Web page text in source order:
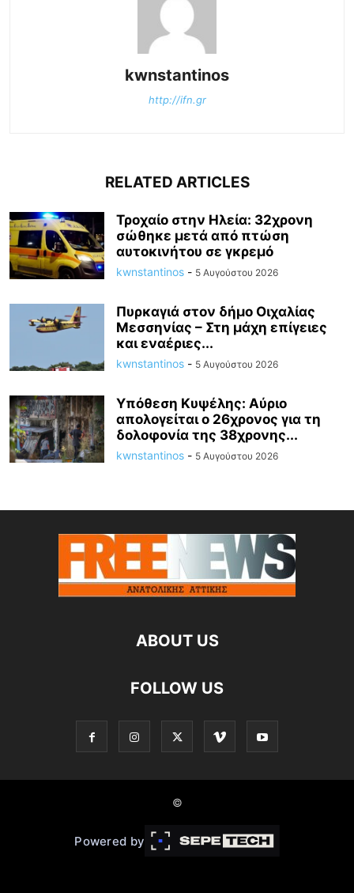
kwnstantinos
http://ifn.gr
RELATED ARTICLES
Τροχαίο στην Ηλεία: 32χρονη
σώθηκε μετά από πτώση
αυτοκινήτου σε γκρεμό
kwnstantinos - 5 Αυγούστου 2026
Πυρκαγιά στον δήμο Οιχαλίας
Μεσσηνίας – Στη μάχη επίγειες
και εναέριες...
kwnstantinos - 5 Αυγούστου 2026
Υπόθεση Κυψέλης: Αύριο
απολογείται ο 26χρονος για τη
δολοφονία της 38χρονης...
kwnstantinos - 5 Αυγούστου 2026
ABOUT US
FOLLOW US
©
Powered by